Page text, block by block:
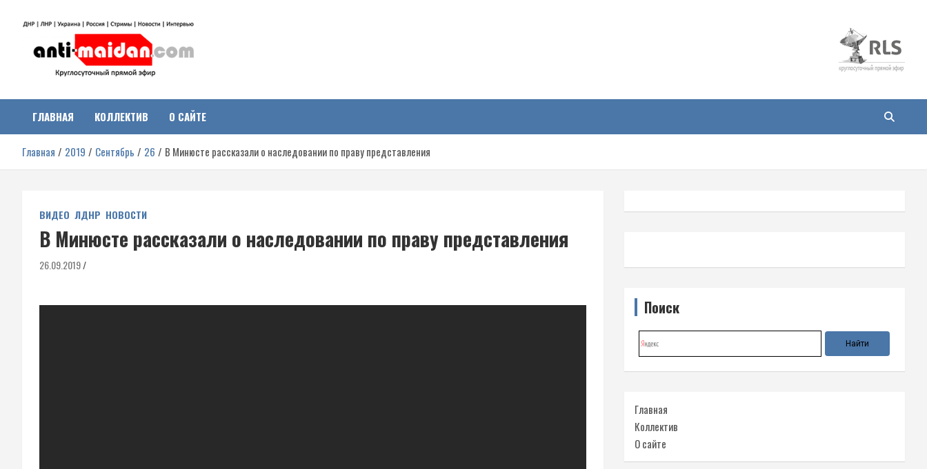
Антимайдан:
Гражданская война на
Украине
о гражданской войне на Украине, включая события в Новороссии,
ДНР, ЛНР и других регионах.
ГЛАВНАЯ КОЛЛЕКТИВ О САЙТЕ
Главная 2019 Сентябрь 26 В Минюсте рассказали о наследовании по праву представления
ВИДЕО ЛДНР НОВОСТИ
В Минюсте рассказали о наследовании по праву представления
26.09.2019
Поиск
Главная
Коллектив
О сайте